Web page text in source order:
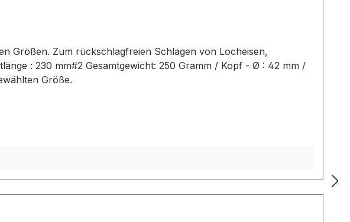
Größen. Zum rückschlagfreien Schlagen von Locheisen,
: 230 mm#2 Gesamtgewicht: 250 Gramm / Kopf - Ø : 42 mm /
Größe.